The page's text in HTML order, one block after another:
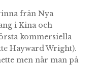
från Nya
i Kina och
kommersiella
Hayward Wright).
men när man på